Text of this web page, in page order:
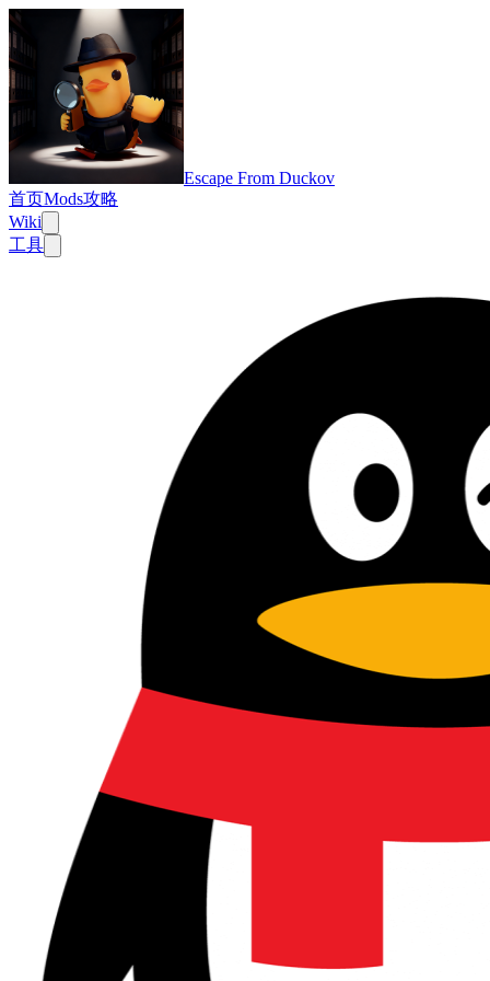
Escape From Duckov
首页Mods攻略
Wiki
工具